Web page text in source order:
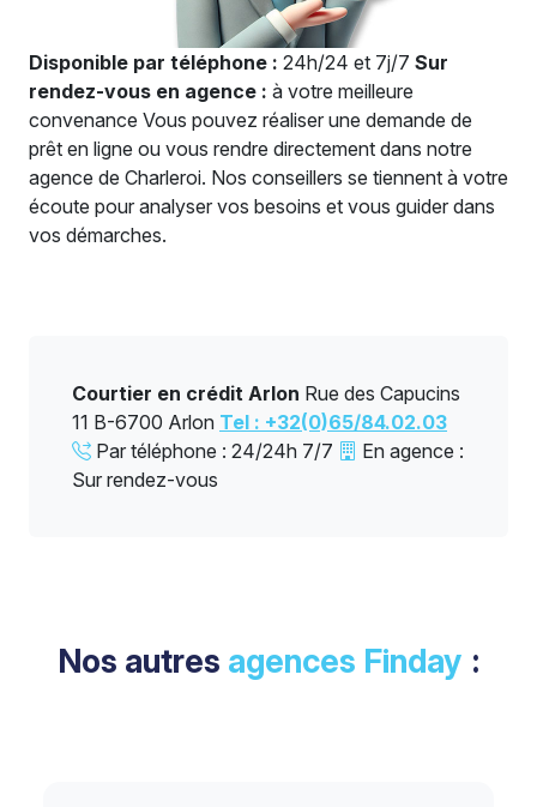
Disponible par téléphone : 24h/24 et 7j/7 Sur
rendez-vous en agence : à votre meilleure
convenance Vous pouvez réaliser une demande de
prêt en ligne ou vous rendre directement dans notre
agence de Charleroi. Nos conseillers se tiennent à votre
écoute pour analyser vos besoins et vous guider dans
vos démarches.
Courtier en crédit Arlon Rue des Capucins
11 B-6700 Arlon Tel : +32(0)65/84.02.03
Par téléphone : 24/24h 7/7
En agence :
Sur rendez-vous
Nos autres agences Finday :